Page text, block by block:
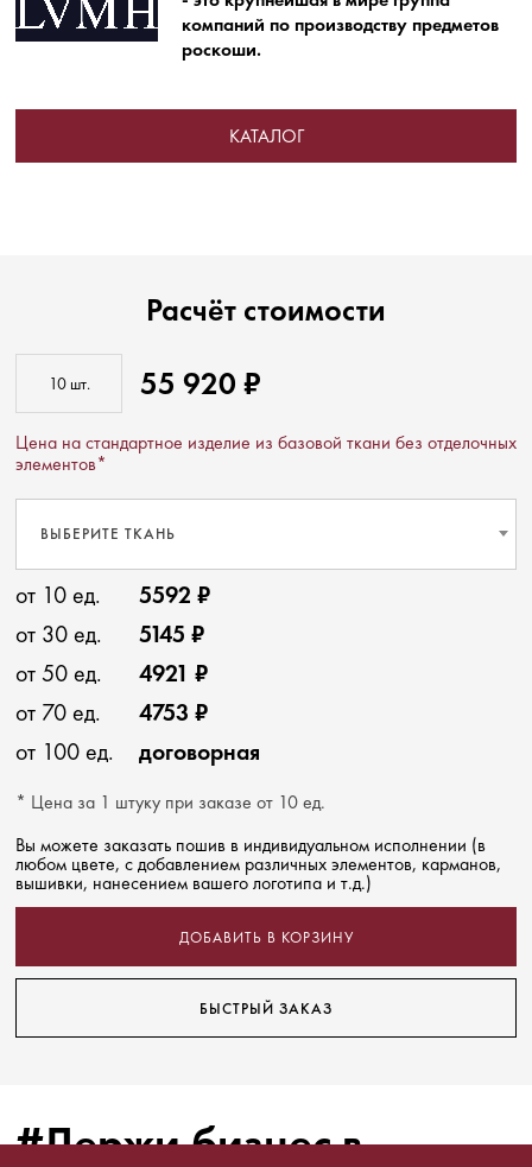
компаний по производству предметов
роскоши.
КАТАЛОГ
Расчёт стоимости
55 920 ₽
Цена на стандартное изделие из базовой ткани без отделочных
элементов*
ВЫБЕРИТЕ ТКАНЬ
от 10 ед.
5592 ₽
от 30 ед.
5145 ₽
от 50 ед.
4921 ₽
от 70 ед.
4753 ₽
от 100 ед.
договорная
* Цена за 1 штуку при заказе от 10 ед.
Вы можете заказать пошив в индивидуальном исполнении (в
любом цвете, с добавлением различных элементов, карманов,
вышивки, нанесением вашего логотипа и т.д.)
ДОБАВИТЬ В КОРЗИНУ
БЫСТРЫЙ ЗАКАЗ
#Держи бизнес в